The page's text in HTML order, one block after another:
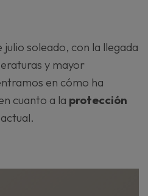
soleado, con la llegada
y mayor
en cómo ha
cuanto a la protección